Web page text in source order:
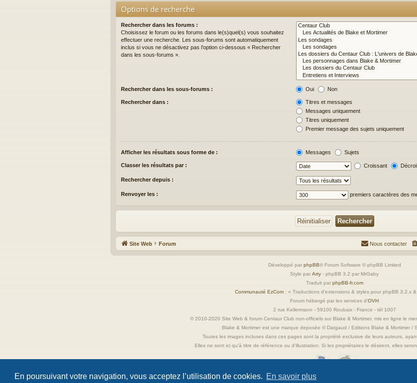
En poursuivant votre navigation, vous acceptez l’utilisation de cookies. En savoir plus
Options de recherche
Rechercher dans les forums :
Choisissez le forum ou les forums dans le(s)quel(s) vous souhaitez
effectuer une recherche. Les sous-forums sont automatiquement
inclus si vous ne désactivez pas l’option ci-dessous « Rechercher
dans les sous-forums ».
Rechercher dans les sous-forums : Oui Non
Rechercher dans :
Titres et messages
Messages uniquement
Titres uniquement
Premier message des sujets uniquement
Afficher les résultats sous forme de : Messages Sujets
Classer les résultats par : Croissant
Rechercher depuis :
Renvoyer les : premiers caractères des
Site Web Forum Nous contacter
Développé par phpBB® Forum Software © phpBB Limited
Style par Arty - phpBB 3.2 par MrGaby
Traduit par phpBB-fr.com
Communauté EzCom : « Traductions d'extensions & styles pour phpBB 3.2.x
Forum hébergé par les services d’OVH
2 rue Kellermann - 59100 Roubaix - France - tél 1007
© 2010-2020 Site Web & forum Centaur Club non-officiels sur Blake & Mortimer, mis en ligne le
Blake & Mortimer est une marque deposée © Dargaud / Editions Blake & Mortimer /
Toutes les images incluses dans ces pages sont la propriété exclusive de leurs auteurs,
Elles ne sont ici qu'à titre de référence ou d'illustration. Si les propriétaires le désirent, elles
Confidentialité